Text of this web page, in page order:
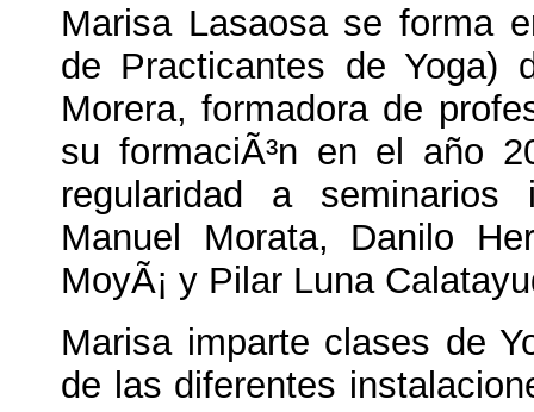
Marisa Lasaosa se forma
de Practicantes de Yoga)
Morera, formadora de
su formaciÃ³n en el año
regularidad a seminarios
Manuel Morata, Danilo
MoyÃ¡ y Pilar Luna
Marisa imparte clases de
de las diferentes